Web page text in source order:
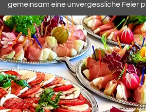
gemeinsam eine unvergessliche Feier